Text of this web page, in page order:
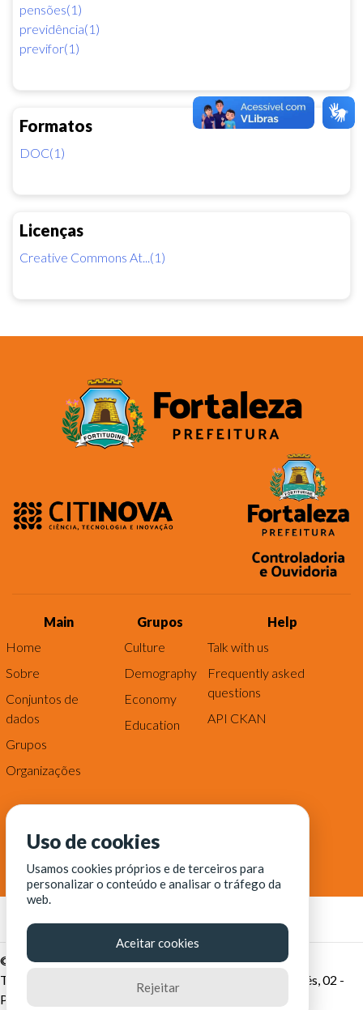
pensões(1)
previdência(1)
previfor(1)
Formatos
DOC(1)
Licenças
Creative Commons At...(1)
Main
Home
Sobre
Conjuntos de
dados
Grupos
Organizações
Grupos
Culture
Demography
Economy
Education
Help
Talk with us
Frequently asked
questions
API CKAN
© Fortaleza Digital || CITINOVA - Fundação de Ciência,
Tecnologia e Inovação de Fortaleza - Rua dos Tremembés, 02 -
Praia de Iracema - Fortaleza-CE
Uso de cookies
Usamos cookies próprios e de terceiros para
personalizar o conteúdo e analisar o tráfego da
web.
Aceitar cookies
Rejeitar